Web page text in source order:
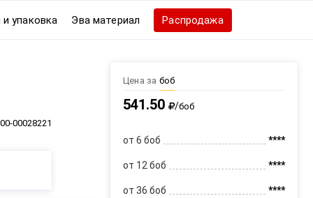
упаковка Эва материал Распродажа
00-00028221
Цена за боб
541.50 /боб
от 6 боб ****
от 12 боб ****
от 36 боб ****